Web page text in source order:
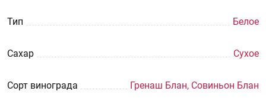
Тип Белое
Сахар Сухое
Сорт винограда Гренаш Блан, Совиньон Блан